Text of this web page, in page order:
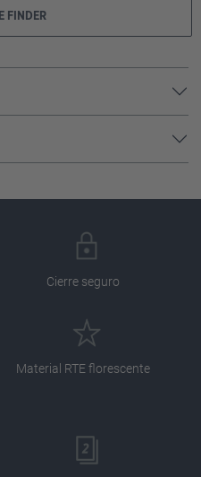
FINDER
Cierre seguro
Material RTE florescente